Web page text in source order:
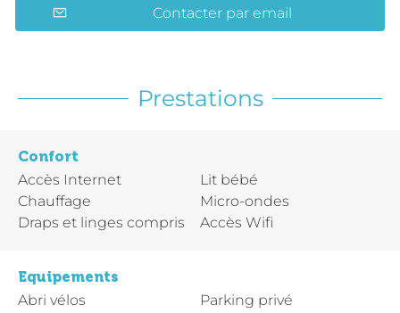
Contacter par email
Prestations
Confort
Accès Internet
Chauffage
Draps et linges compris
Lit bébé
Micro-ondes
Accès Wifi
Equipements
Abri vélos
Parking privé